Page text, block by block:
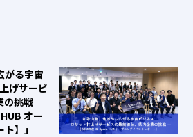
がる宇宙
げサービ
の挑戦 ―
オー
】」